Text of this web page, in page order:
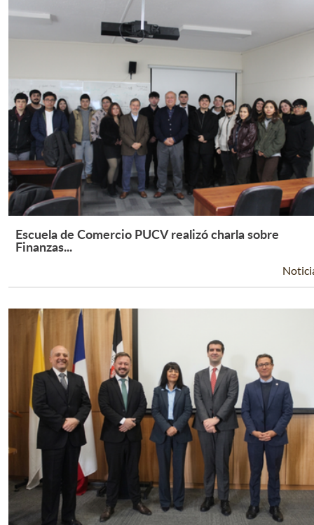
Leer Más +
Escuela de Comercio PUCV realizó charla sobre
Finanzas...